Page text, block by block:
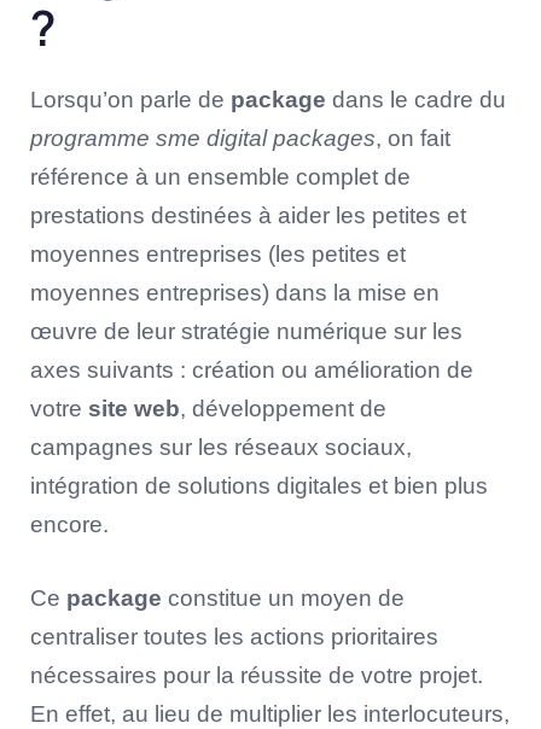
?
Lorsqu’on parle de package dans le cadre du
programme sme digital packages, on fait
référence à un ensemble complet de
prestations destinées à aider les petites et
moyennes entreprises (les petites et
moyennes entreprises) dans la mise en
œuvre de leur stratégie numérique sur les
axes suivants : création ou amélioration de
votre site web, développement de
campagnes sur les réseaux sociaux,
intégration de solutions digitales et bien plus
encore.
Ce package constitue un moyen de
centraliser toutes les actions prioritaires
nécessaires pour la réussite de votre projet.
En effet, au lieu de multiplier les interlocuteurs,